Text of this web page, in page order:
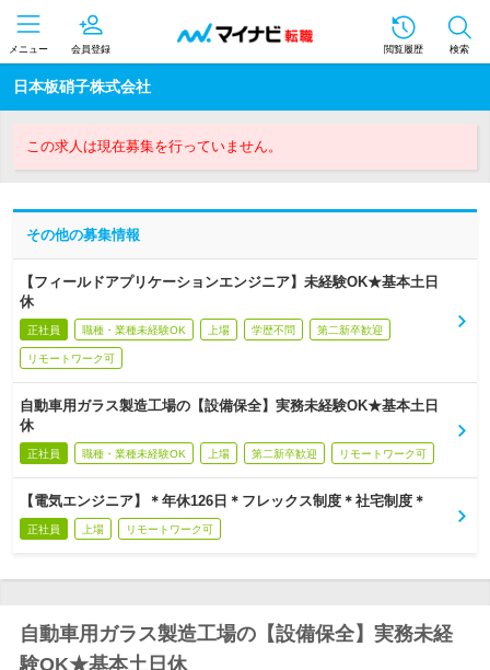
メニュー 会員登録 閲覧履歴 検索
日本板硝子株式会社
この求人は現在募集を行っていません。
その他の募集情報
【フィールドアプリケーションエンジニア】未経験OK★基本土日
休
正社員 職種・業種未経験OK 上場 学歴不問 第二新卒歓迎
リモートワーク可
自動車用ガラス製造工場の【設備保全】実務未経験OK★基本土日
休
正社員 職種・業種未経験OK 上場 第二新卒歓迎 リモートワーク可
【電気エンジニア】＊年休126日＊フレックス制度＊社宅制度＊
正社員 上場 リモートワーク可
自動車用ガラス製造工場の【設備保全】実務未経
験OK★基本土日休